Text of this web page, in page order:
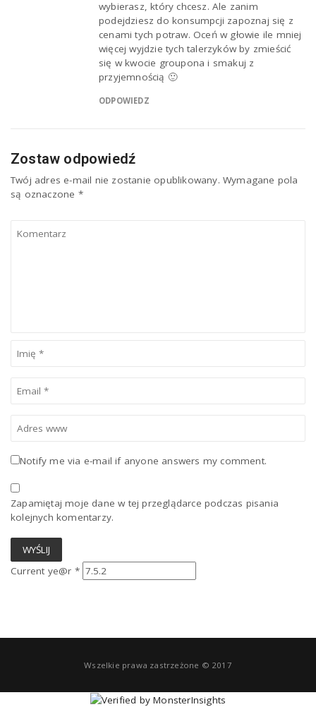
wybierasz, który chcesz. Ale zanim
podejdziesz do konsumpcji zapoznaj się z
cenami tych potraw. Oceń w głowie ile mniej
więcej wyjdzie tych talerzyków by zmieścić
się w kwocie groupona i smakuj z
przyjemnością 🙂
ODPOWIEDZ
Zostaw odpowiedź
Twój adres e-mail nie zostanie opublikowany. Wymagane pola
są oznaczone *
Notify me via e-mail if anyone answers my comment.
Zapamiętaj moje dane w tej przeglądarce podczas pisania
kolejnych komentarzy.
Current ye@r *
Wszelkie prawa zastrzeżone © 2017